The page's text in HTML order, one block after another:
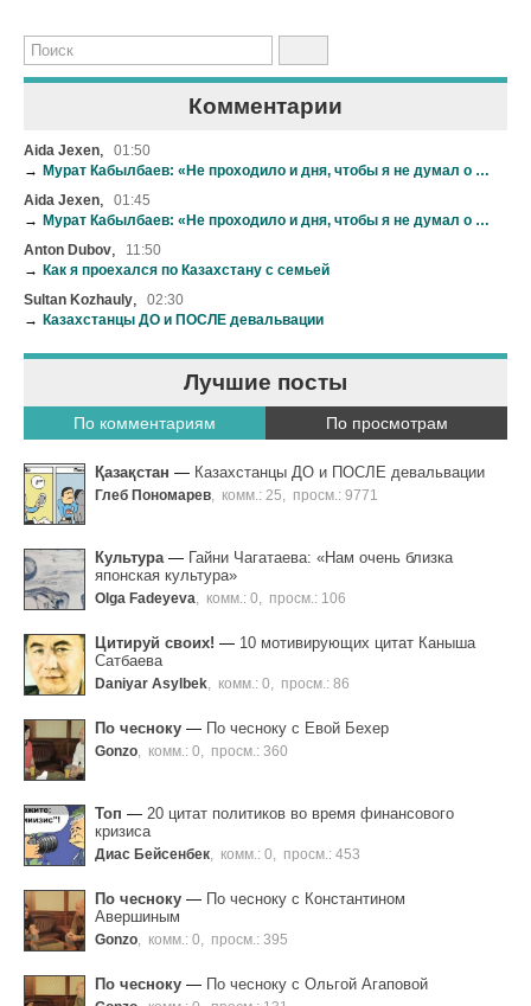
Комментарии
Aida Jexen, 01:50
→
Мурат Кабылбаев: «Не проходило и дня, чтобы я не думал о сиротах!»
Aida Jexen, 01:45
→
Мурат Кабылбаев: «Не проходило и дня, чтобы я не думал о сиротах!»
Anton Dubov,
11:50
→
Как я проехался по Казахстану с семьей
Sultan Kozhauly, 02:30
→
Казахстанцы ДО и ПОСЛЕ девальвации
Лучшие посты
По комментариям По просмотрам
Қазақстан — Казахстанцы ДО и ПОСЛЕ девальвации
Глеб Пономарев комм.: 25 просм.: 9771
Культура— Гайни Чагатаева: «Нам очень близка
японская культура»
Olga Fadeyeva комм.: 0 просм.: 106
Цитируй своих! — 10 мотивирующих цитат Каныша
Сатбаева
Daniyar Asylbek комм.: 0 просм.: 86
По чесноку — По чесноку с Евой Бехер
Gonzo комм.: 0 просм.: 360
Топ — 20 цитат политиков во время финансового
кризиса
Диас Бейсенбек комм.: 0 просм.: 453
По чесноку — По чесноку с Константином
Авершиным
Gonzo комм.: 0 просм.: 395
По чесноку — По чесноку с Ольгой Агаповой